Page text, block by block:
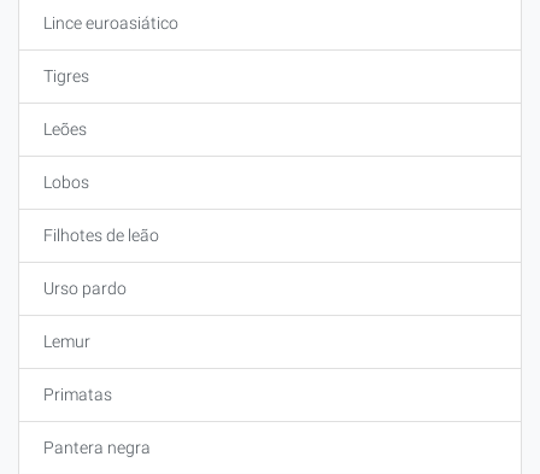
Lince euroasiático
Tigres
Leões
Lobos
Filhotes de leão
Urso pardo
Lemur
Primatas
Pantera negra